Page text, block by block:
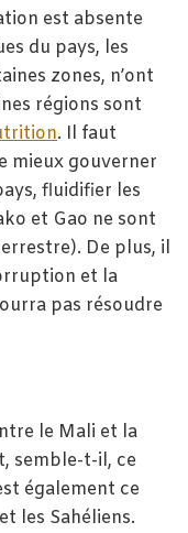
est absente
du pays, les
zones, n’ont
régions sont
. Il faut
mieux gouverner
fluidifier les
et Gao ne sont
De plus, il
et la
pas résoudre
le Mali et la
semble-t-il, ce
également ce
les Sahéliens.